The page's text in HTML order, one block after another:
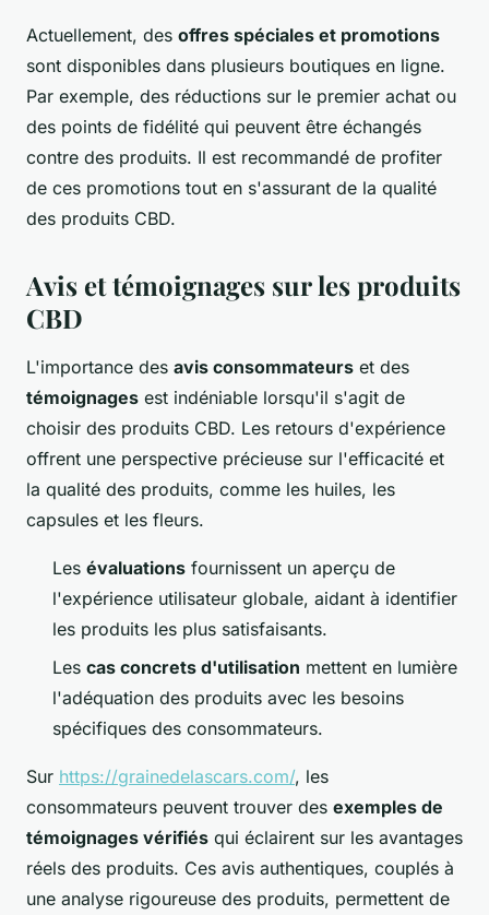
Actuellement, des offres spéciales et promotions
sont disponibles dans plusieurs boutiques en ligne.
Par exemple, des réductions sur le premier achat ou
des points de fidélité qui peuvent être échangés
contre des produits. Il est recommandé de profiter
de ces promotions tout en s'assurant de la qualité
des produits CBD.
Avis et témoignages sur les produits
CBD
L'importance des avis consommateurs et des
témoignages est indéniable lorsqu'il s'agit de
choisir des produits CBD. Les retours d'expérience
offrent une perspective précieuse sur l'efficacité et
la qualité des produits, comme les huiles, les
capsules et les fleurs.
Les évaluations fournissent un aperçu de
l'expérience utilisateur globale, aidant à identifier
les produits les plus satisfaisants.
Les cas concrets d'utilisation mettent en lumière
l'adéquation des produits avec les besoins
spécifiques des consommateurs.
Sur https://grainedelascars.com/, les
consommateurs peuvent trouver des exemples de
témoignages vérifiés qui éclairent sur les avantages
réels des produits. Ces avis authentiques, couplés à
une analyse rigoureuse des produits, permettent de